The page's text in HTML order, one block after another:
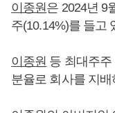
이종원은 2024년 9
주(10.14%)를 들고
이종원 등 최대주주
분율로 회사를 지배